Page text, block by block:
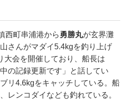
西町串浦港から 勇勝丸が玄界灘
さんがマダイ5.4kgを釣り上げ
大会を開催しており、船長は
の記録更新です」と話してい
リ4.6kgをキャッチしている。船
レンコダイなども釣れている。